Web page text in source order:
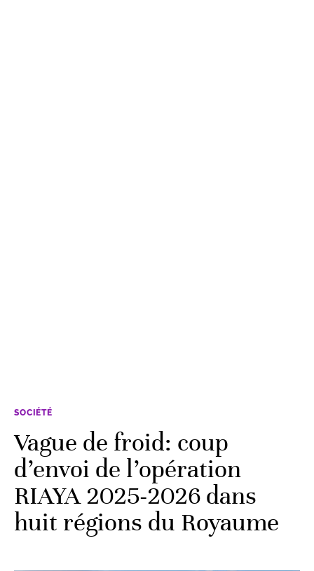
SOCIÉTÉ
Vague de froid: coup
d’envoi de l’opération
RIAYA 2025-2026 dans
huit régions du Royaume